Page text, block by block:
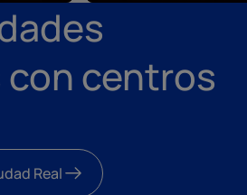
centros
Real